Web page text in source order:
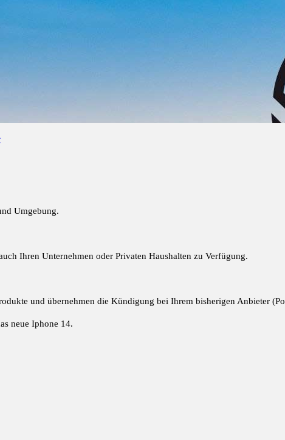
Umgebung.
Ihren Unternehmen oder Privaten Haushalten zu Verfügung.
und übernehmen die Kündigung bei Ihrem bisherigen Anbieter
neue Iphone 14.